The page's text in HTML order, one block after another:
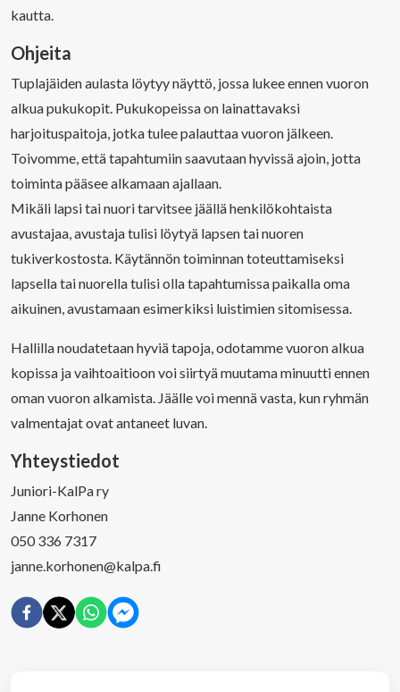
kautta.
Ohjeita
Tuplajäiden aulasta löytyy näyttö, jossa lukee ennen vuoron
alkua pukukopit. Pukukopeissa on lainattavaksi
harjoituspaitoja, jotka tulee palauttaa vuoron jälkeen.
Toivomme, että tapahtumiin saavutaan hyvissä ajoin, jotta
toiminta pääsee alkamaan ajallaan.
Mikäli lapsi tai nuori tarvitsee jäällä henkilökohtaista
avustajaa, avustaja tulisi löytyä lapsen tai nuoren
tukiverkostosta. Käytännön toiminnan toteuttamiseksi
lapsella tai nuorella tulisi olla tapahtumissa paikalla oma
aikuinen, avustamaan esimerkiksi luistimien sitomisessa.
Hallilla noudatetaan hyviä tapoja, odotamme vuoron alkua
kopissa ja vaihtoaitioon voi siirtyä muutama minuutti ennen
oman vuoron alkamista. Jäälle voi mennä vasta, kun ryhmän
valmentajat ovat antaneet luvan.
Yhteystiedot
Juniori-KalPa ry
Janne Korhonen
050 336 7317
janne.korhonen@kalpa.fi